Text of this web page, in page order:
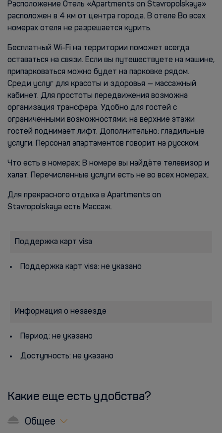
Расположение Отель «Apartments on Stavropolskaya»
расположен в 4 км от центра города. В отеле Во всех
номерах отеля не разрешается курить.
Бесплатный Wi-Fi на территории поможет всегда
оставаться на связи. Если вы путешествуете на машине,
припарковаться можно будет на парковке рядом.
Среди услуг для красоты и здоровья — массажный
кабинет. Для простоты передвижения возможна
организация трансфера. Удобно для гостей с
ограниченными возможностями: на верхние этажи
гостей поднимает лифт. Дополнительно: гладильные
услуги. Персонал апартаментов говорит на русском.
Что есть в номерах: В номере вы найдёте телевизор и
халат. Перечисленные услуги есть не во всех номерах..
Для прекрасного отдыха в Apartments on
Stavropolskaya есть Массаж.
Поддержка карт visa
Поддержка карт visa: не указано
Информация о незаезде
Период: не указано
Доступность: не указано
Какие еще есть удобства?
Общее